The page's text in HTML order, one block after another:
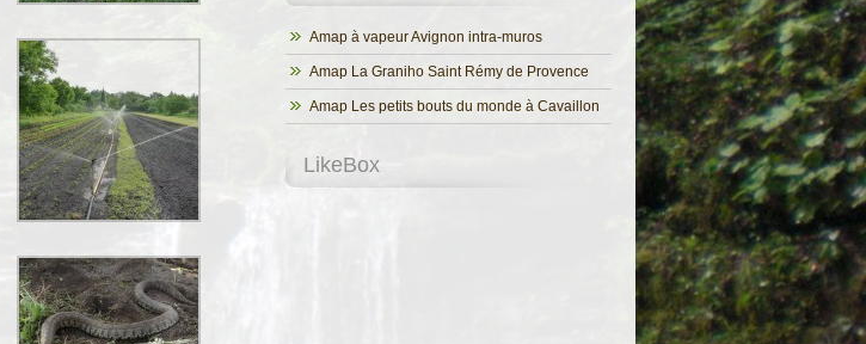
Amap à vapeur Avignon intra-muros
Amap La Graniho Saint Rémy de Provence
Amap Les petits bouts du monde à Cavaillon
LikeBox